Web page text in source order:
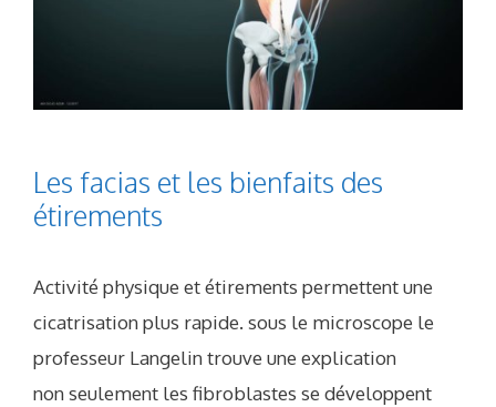
Les facias et les bienfaits des
étirements
Activité physique et étirements permettent une
cicatrisation plus rapide. sous le microscope le
professeur Langelin trouve une explication
non seulement les fibroblastes se développent